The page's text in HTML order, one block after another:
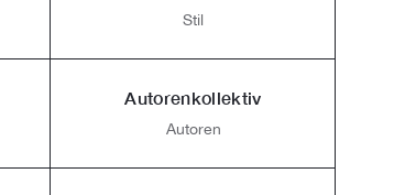
Stil
Autorenkollektiv
Autoren